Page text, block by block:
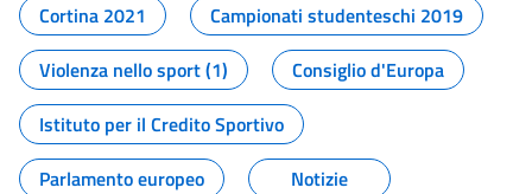
Cortina 2021
Campionati studenteschi 2019
Violenza nello sport (1)
Consiglio d'Europa
Istituto per il Credito Sportivo
Parlamento europeo
Notizie